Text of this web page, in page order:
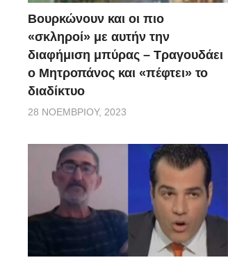
Βουρκώνουν και οι πιο
«σκληροί» με αυτήν την
διαφήμιση μπύρας – Τραγουδάει
ο Μητροπάνος και «πέφτει» το
διαδίκτυο
28 ΝΟΕΜΒΡΊΟΥ, 2023